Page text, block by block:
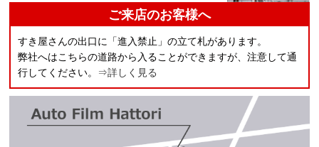
ご来店のお客様へ
すき屋さんの出口に「進入禁止」の立て札があります。
弊社へはこちらの道路から入ることができますが、注意して通
行してください。 ⇒詳しく見る